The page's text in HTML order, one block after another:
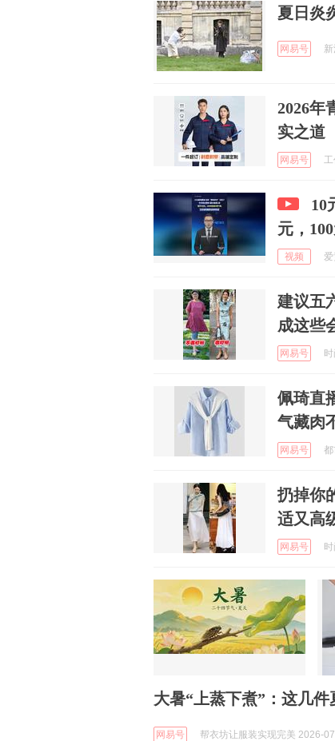
夏日炎
网易号
2026年
实之道
网易号
10
元，
视频
建议五
成这些
网易号
佩琦直
气藏肉
网易号
扔掉你
适又高
网易号
大暑“上蒸下煮”：这几
网易号 帮衣坊让服装实现完美 2026-